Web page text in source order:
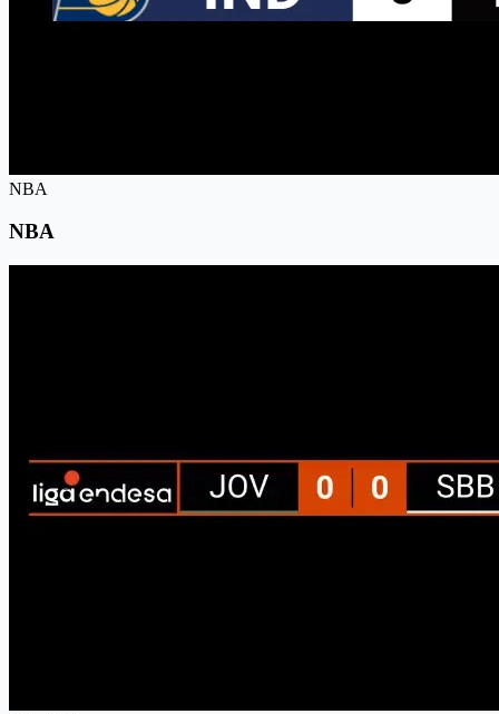
NBA
NBA